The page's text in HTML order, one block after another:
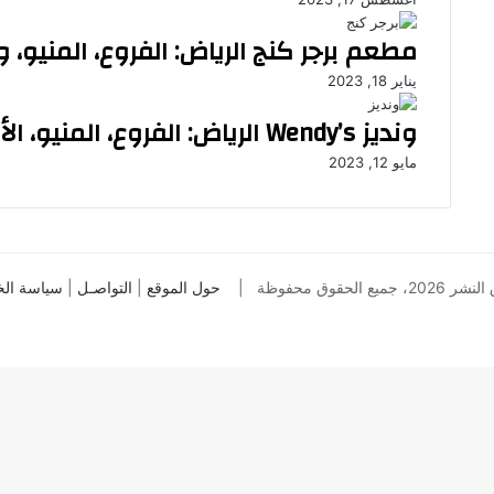
مطعم برجر كنج الرياض: الفروع، المنيو،
يناير 18, 2023
ونديز Wendy’s الرياض: الفروع، المنيو، الأسعار، والآراء
مايو 12, 2023
الحقوق محفوظة | حول الموقع التواصـل سياسة